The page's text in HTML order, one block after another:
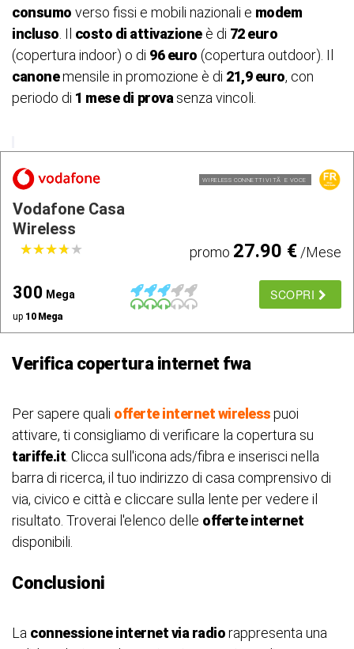
consumo verso fissi e mobili nazionali e modem
incluso . Il costo di attivazioneè di 72 euro
(copertura indoor) o di 96 euro (copertura outdoor). Il
canonemensile in promozione è di 21,9 euro, con
periodo di 1 mese di prova senza vincoli.
WIRELESS CONNETTIVITÃ E VOCE
Vodafone Casa
Wireless
★★★★★
★★★★★ promo 27.90 €/Mese
300 Mega
up 10 Mega
SCOPRI
Verifica copertura internet fwa
Per sapere quali offerte internet wirelesspuoi
attivare, ti consigliamo di verificare la copertura su
tariffe.it . Clicca sull'icona ads/fibra e inserisci nella
barra di ricerca, il tuo indirizzo di casa comprensivo di
via, civico e città e cliccare sulla lente per vedere il
risultato. Troverai l'elenco delle offerte internet
disponibili.
Conclusioni
La connessione internet via radiorappresenta una